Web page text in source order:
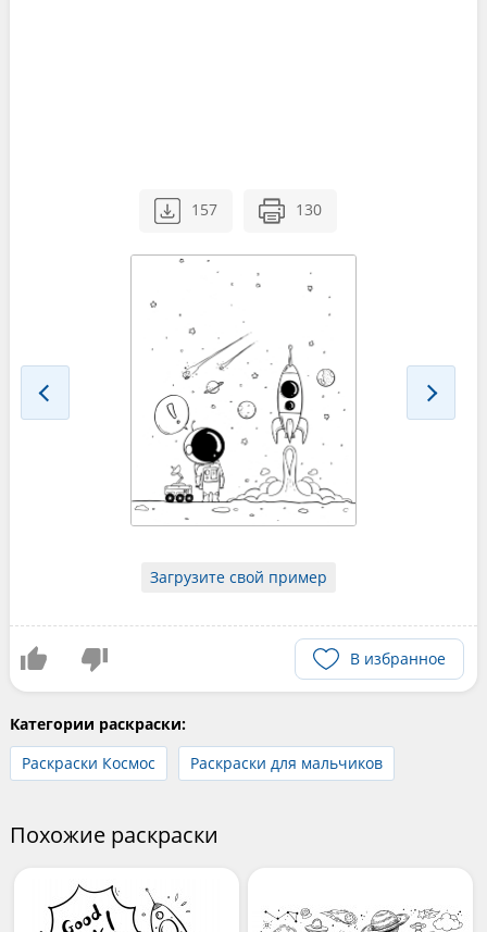
157 130
Загрузите свой пример
В избранное
Категории раскраски:
Раскраски Космос
Раскраски для мальчиков
Похожие раскраски